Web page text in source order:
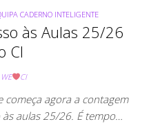
CADERNO INTELIGENTE
às Aulas 25/26
CI
CI
começa agora a contagem
aulas 25/26. É tempo…